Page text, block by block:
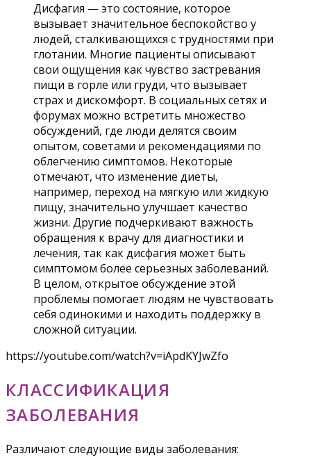
Дисфагия — это состояние, которое
вызывает значительное беспокойство у
людей, сталкивающихся с трудностями при
глотании. Многие пациенты описывают
свои ощущения как чувство застревания
пищи в горле или груди, что вызывает
страх и дискомфорт. В социальных сетях и
форумах можно встретить множество
обсуждений, где люди делятся своим
опытом, советами и рекомендациями по
облегчению симптомов. Некоторые
отмечают, что изменение диеты,
например, переход на мягкую или жидкую
пищу, значительно улучшает качество
жизни. Другие подчеркивают важность
обращения к врачу для диагностики и
лечения, так как дисфагия может быть
симптомом более серьезных заболеваний.
В целом, открытое обсуждение этой
проблемы помогает людям не чувствовать
себя одинокими и находить поддержку в
сложной ситуации.
https://youtube.com/watch?v=iApdKYJwZfo
КЛАССИФИКАЦИЯ
ЗАБОЛЕВАНИЯ
Различают следующие виды заболевания: